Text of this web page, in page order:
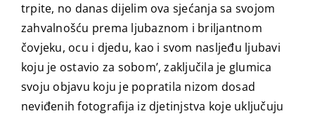
trpite, no danas dijelim ova sjećanja sa svojom
zahvalnošću prema ljubaznom i briljantnom
čovjeku, ocu i djedu, kao i svom nasljeđu ljubavi
koju je ostavio za sobom’, zaključila je glumica
svoju objavu koju je popratila nizom dosad
neviđenih fotografija iz djetinjstva koje uključuju